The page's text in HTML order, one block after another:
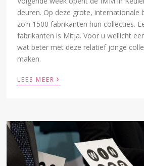
deuren. Op deze grote, internationale
zo’n 1500 fabrikanten hun collecties.
fabrikanten is Mitja. Voor u wellicht
wat beter met deze relatief jonge
maken.
LEES MEER ›